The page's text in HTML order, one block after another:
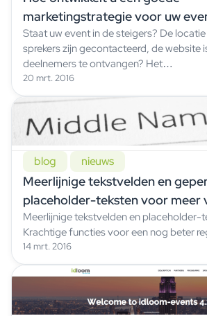
marketingstrategie voor uw
Staat uw event in de steigers? De
sprekers zijn gecontacteerd, de website
deelnemers te ontvangen? Het…
20 mrt. 2016
blog nieuws
Meerlijnige tekstvelden en
placeholder-teksten voor meer
Meerlijnige tekstvelden en placeholder-
Krachtige functies voor een nog beter
14 mrt. 2016